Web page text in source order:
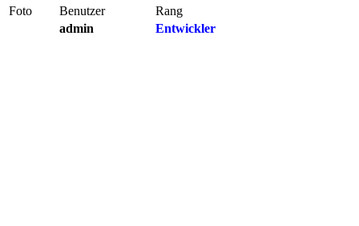
Foto Benutzer
Rang
admin
Entwickler